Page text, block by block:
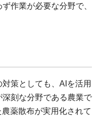
作業が必要な分野で、
策としても、AIを活用
刻な分野である農業で
薬散布が実用化されて